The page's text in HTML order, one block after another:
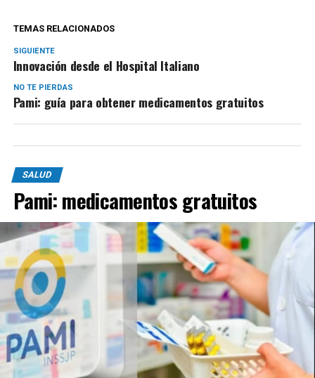
TEMAS RELACIONADOS
SIGUIENTE
Innovación desde el Hospital Italiano
NO TE PIERDAS
Pami: guía para obtener medicamentos gratuitos
SALUD
Pami: medicamentos gratuitos